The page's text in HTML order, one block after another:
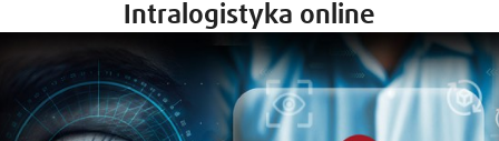
Intralogistyka online